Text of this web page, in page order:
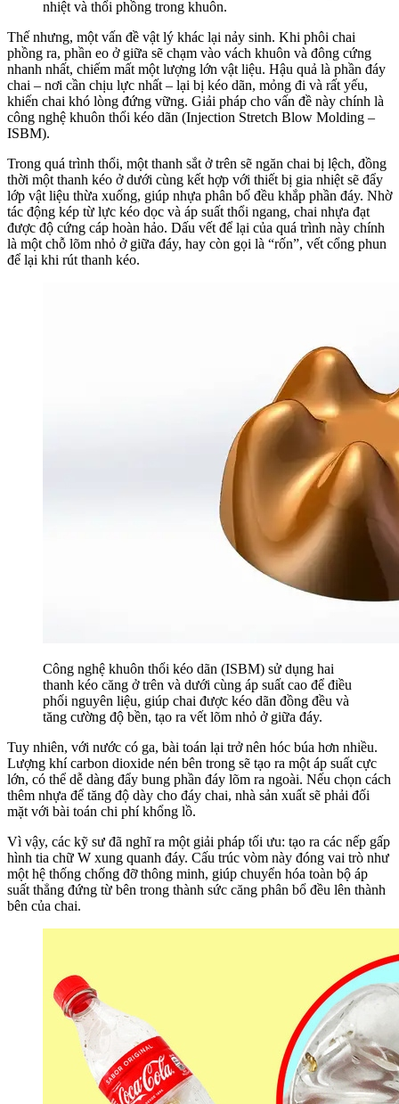
nhiệt và thổi phồng trong khuôn.
Thế nhưng, một vấn đề vật lý khác lại nảy sinh. Khi phôi chai
phồng ra, phần eo ở giữa sẽ chạm vào vách khuôn và đông cứng
nhanh nhất, chiếm mất một lượng lớn vật liệu. Hậu quả là phần đáy
chai – nơi cần chịu lực nhất – lại bị kéo dãn, mỏng đi và rất yếu,
khiến chai khó lòng đứng vững. Giải pháp cho vấn đề này chính là
công nghệ khuôn thổi kéo dãn (Injection Stretch Blow Molding –
ISBM).
Trong quá trình thổi, một thanh sắt ở trên sẽ ngăn chai bị lệch, đồng
thời một thanh kéo ở dưới cùng kết hợp với thiết bị gia nhiệt sẽ đẩy
lớp vật liệu thừa xuống, giúp nhựa phân bố đều khắp phần đáy. Nhờ
tác động kép từ lực kéo dọc và áp suất thổi ngang, chai nhựa đạt
được độ cứng cáp hoàn hảo. Dấu vết để lại của quá trình này chính
là một chỗ lõm nhỏ ở giữa đáy, hay còn gọi là “rốn”, vết cổng phun
để lại khi rút thanh kéo.
Công nghệ khuôn thổi kéo dãn (ISBM) sử dụng hai
thanh kéo căng ở trên và dưới cùng áp suất cao để điều
phối nguyên liệu, giúp chai được kéo dãn đồng đều và
tăng cường độ bền, tạo ra vết lõm nhỏ ở giữa đáy.
Tuy nhiên, với nước có ga, bài toán lại trở nên hóc búa hơn nhiều.
Lượng khí carbon dioxide nén bên trong sẽ tạo ra một áp suất cực
lớn, có thể dễ dàng đẩy bung phần đáy lõm ra ngoài. Nếu chọn cách
thêm nhựa để tăng độ dày cho đáy chai, nhà sản xuất sẽ phải đối
mặt với bài toán chi phí khổng lồ.
Vì vậy, các kỹ sư đã nghĩ ra một giải pháp tối ưu: tạo ra các nếp gấp
hình tia chữ W xung quanh đáy. Cấu trúc vòm này đóng vai trò như
một hệ thống chống đỡ thông minh, giúp chuyển hóa toàn bộ áp
suất thẳng đứng từ bên trong thành sức căng phân bổ đều lên thành
bên của chai.